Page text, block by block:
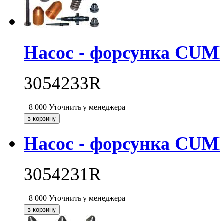
Насос - форсунка
3054233R
8 000 Уточнить у менеджера
Насос - форсунка
3054231R
8 000 Уточнить у менеджера